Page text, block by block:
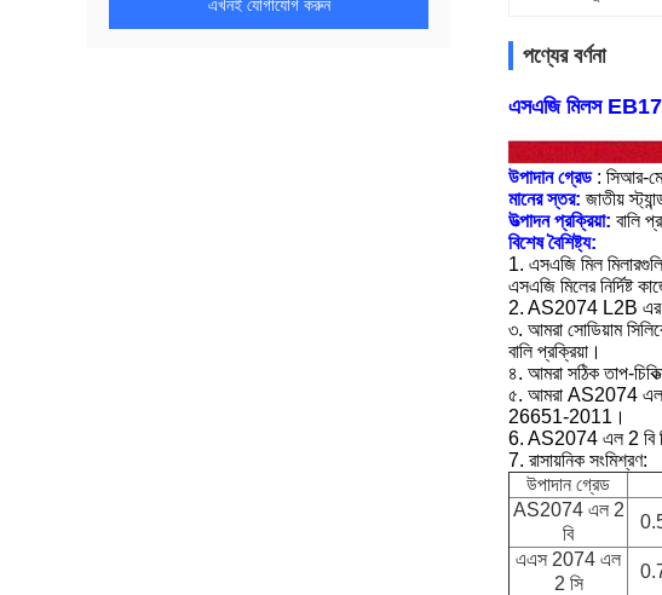
এখনই যোগাযোগ করুন
পণ্যের বর্ণনা
এসএজি মিলস
উপাদান গ্রেড: সিআর-
মানের স্তর: জাতীয়
উত্পাদন প্রক্রিয়া: বালি
বিশেষ বৈশিষ্ট্য:
1. এসএজি মিল
এসএজি মিলের নির্দিষ্ট
2. AS2074 L2B
৩. আমরা সোডিয়াম
বালি প্রক্রিয়া।
৪. আমরা সঠিক তাপ-
৫. আমরা AS2074 এল
26651-2011।
6. AS2074 এল 2 বি
7. রাসায়নিক সংমিশ্রণ:
উপাদান গ্রেড
AS2074 এল 2
বি
এএস 2074 এল
2 সি